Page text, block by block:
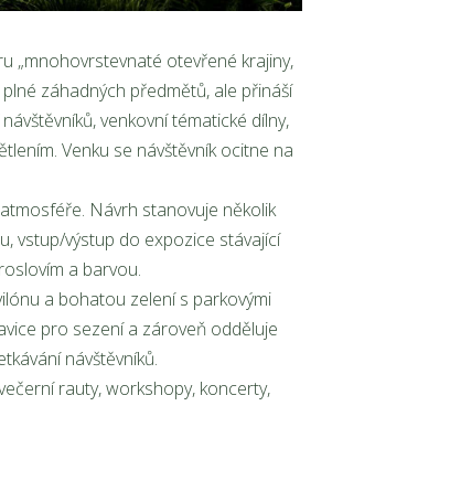
„mnohovrstevnaté otevřené krajiny,
záhadných předmětů, ale přináší
venkovní tématické dílny,
Venku se návštěvník ocitne na
Návrh stanovuje několik
vstup/výstup do expozice stávající
a barvou.
a bohatou zelení s parkovými
pro sezení a zároveň odděluje
návštěvníků.
rauty, workshopy, koncerty,